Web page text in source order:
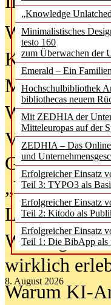
„Knowledge
Minimalistisches
testo 160
zum Überwachen der
Emerald – Ein
Hochschulbibliothek
bibliothecas neuem
Mit ZEDHIA der
Mitteleuropas auf der
ZEDHIA – Das
und
Erfolgreicher Einsatz
Teil 3: TYPO3 als
Erfolgreicher Einsatz
Teil 2: Kitodo als
Erfolgreicher Einsatz
Teil 1: Die BibApp als
8. August 2026
Was
Kinder in
Metadaten
Wenn Bots
Von
Geisterjagd-
„Library of
Lesen als
Wie
wirklich
Warum KI-